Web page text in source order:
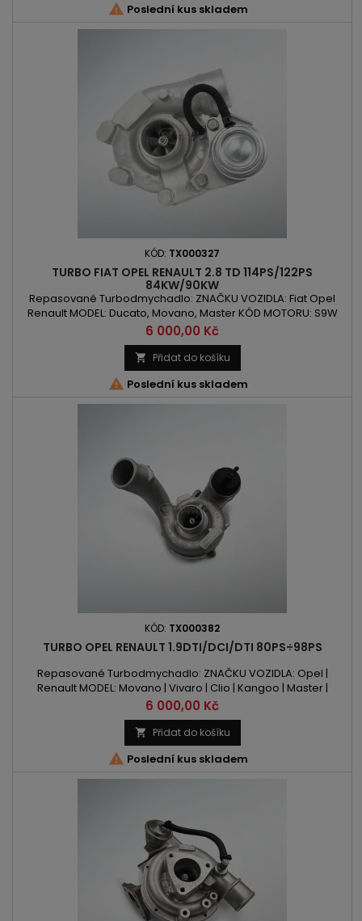
 Poslední kus skladem
KÓD: TX000327
TURBO FIAT OPEL RENAULT 2.8 TD 114PS/122PS
84KW/90KW
Repasované Turbodmychadlo: ZNAČKU VOZIDLA: Fiat Opel
Renault MODEL: Ducato, Movano, Master KÓD MOTORU: S9W
700 / S9W 702 / 8140.43 / 8140.43.2200 OBSAH: 2800 ccm 2.8TD
/ JTD / DTI VÝKON: 84kW/114PS , 122PS/90kW ROK VÝROBY: 1997
-
Cena
6 000,00 Kč
 Přidat do košíku
 Poslední kus skladem
KÓD: TX000382
TURBO OPEL RENAULT 1.9DTI/DCI/DTI 80PS÷98PS
Repasované Turbodmychadlo: ZNAČKU VOZIDLA: Opel |
Renault MODEL: Movano | Vivaro | Clio | Kangoo | Master |
Megane | Trafic KÓD MOTORU: F9Q 774 | F9Q 780 | F9Q 782 | F9Q
790 OBSAH: 1870ccm 1.9 DTI / DCI / dTi VÝKON: 80PS / 59kW |
82PS / 60kW | 84PS / 62kW | 98PS / 72kW ROK VÝROBY: 2000 -
Cena
6 000,00 Kč
 Přidat do košíku
 Poslední kus skladem